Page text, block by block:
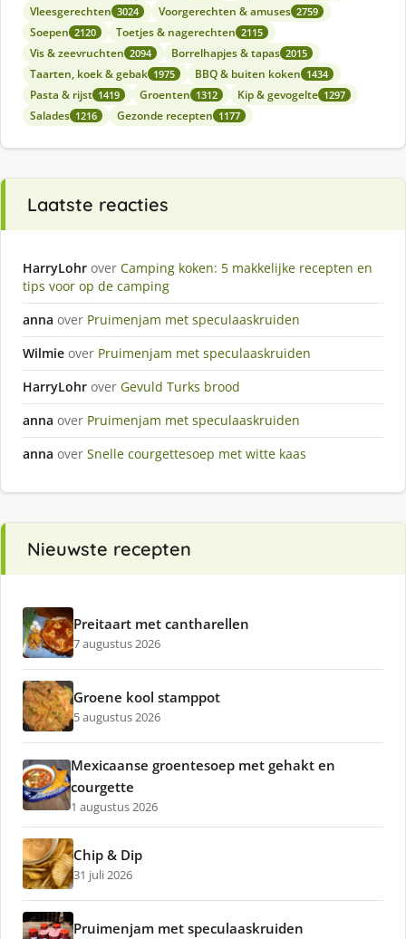
Vleesgerechten 3024 Voorgerechten & amuses 2759
Soepen 2120 Toetjes & nagerechten 2115
Vis & zeevruchten 2094 Borrelhapjes & tapas 2015
Taarten, koek & gebak 1975 BBQ & buiten koken 1434
Pasta & rijst 1419 Groenten 1312 Kip & gevogelte 1297
Salades 1216 Gezonde recepten 1177
Laatste reacties
HarryLohr over Camping koken: 5 makkelijke recepten en
tips voor op de camping
anna over Pruimenjam met speculaaskruiden
Wilmie over Pruimenjam met speculaaskruiden
HarryLohr over Gevuld Turks brood
anna over Pruimenjam met speculaaskruiden
anna over Snelle courgettesoep met witte kaas
Nieuwste recepten
Preitaart met cantharellen
7 augustus 2026
Groene kool stamppot
5 augustus 2026
Mexicaanse groentesoep met gehakt en
courgette
1 augustus 2026
Chip & Dip
31 juli 2026
Pruimenjam met speculaaskruiden